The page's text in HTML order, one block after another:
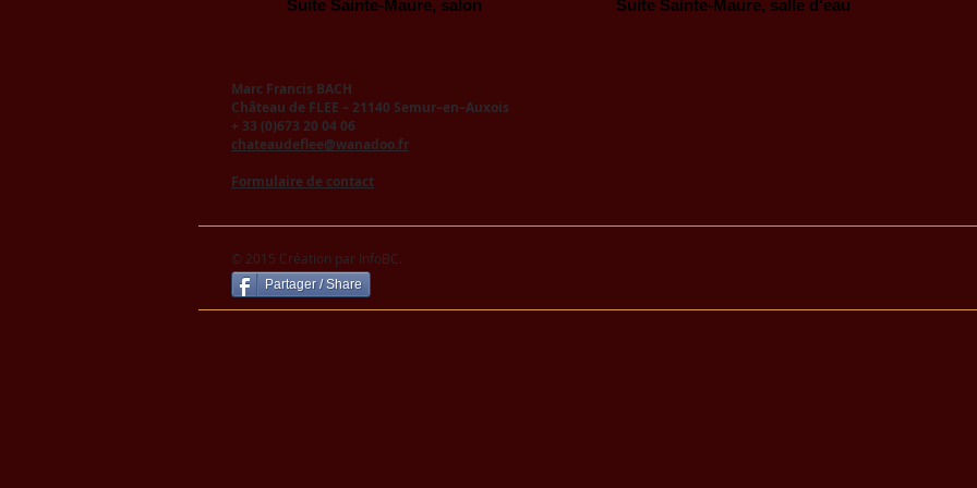
Suite Sainte-Maure, salon Suite Sainte-Maure, salle d'eau
Marc Francis BACH
Château de FLEE – 21140 Semur–en–Auxois
+ 33 (0)673 20 04 06
chateaudeflee@wanadoo.fr
Formulaire de contact
© 2015 Création par InfoBC.
Partager / Share